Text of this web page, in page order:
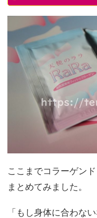
ここまでコラーゲン
まとめてみました。
「もし身体に合わな